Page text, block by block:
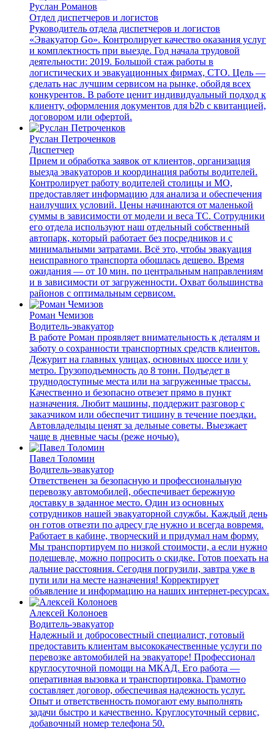
Руслан Романов
Отдел диспетчеров и логистов
Руководитель отдела диспетчеров и логистов
«Эвакуатор Go». Контролирует качество оказания услуг
и комплектность при выезде. Год начала трудовой
деятельности: 2019. Большой стаж работы в
логистических и эвакуационных фирмах, СТО. Цель —
сделать нас лучшим сервисом на рынке, обойдя всех
конкурентов. В работе ценит индивидуальный подход к
клиенту, оформления документов для b2b с квитанцией,
договором или офертой.
Руслан Петроченков
Диспетчер
Прием и обработка заявок от клиентов, организация
выезда эвакуаторов и координация работы водителей.
Контролирует работу водителей столицы и МО,
предоставляет информацию для анализа и обеспечения
наилучших условий. Цены начинаются от маленькой
суммы в зависимости от модели и веса ТС. Сотрудники
его отдела используют наш отдельный собственный
автопарк, который работает без посредников и с
минимальными затратами. Всё это, чтобы эвакуация
неисправного транспорта обошлась дешево. Время
ожидания — от 10 мин. по центральным направлениям
и в зависимости от загруженности. Охват большинства
районов с оптимальным сервисом.
Роман Чемизов
Водитель-эвакуатор
В работе Роман проявляет внимательность к деталям и
заботу о сохранности транспортных средств клиентов.
Дежурит на главных улицах, основных шоссе или у
метро. Грузоподъемность до 8 тонн. Подъедет в
труднодоступные места или на загруженные трассы.
Качественно и безопасно отвезет прямо в пункт
назначения. Любит машины, поддержит разговор с
заказчиком или обеспечит тишину в течение поездки.
Автовладельцы ценят за дельные советы. Выезжает
чаще в дневные часы (реже ночью).
Павел Толомин
Водитель-эвакуатор
Ответственен за безопасную и профессиональную
перевозку автомобилей, обеспечивает бережную
доставку в заданное место. Один из основных
сотрудников нашей эвакуаторной службы. Каждый день
он готов отвезти по адресу где нужно и всегда вовремя.
Работает в кабине, творческий и придумал нам форму.
Мы транспортируем по низкой стоимости, а если нужно
подешевле, можно попросить о скидке. Готов поехать на
дальние расстояния. Сегодня погрузили, завтра уже в
пути или на месте назначения! Корректирует
объявление и информацию на наших интернет-ресурсах.
Алексей Колоноев
Водитель-эвакуатор
Надежный и добросовестный специалист, готовый
предоставить клиентам высококачественные услуги по
перевозке автомобилей на эвакуаторе! Профессионал
круглосуточной помощи на МКАД. Его работа —
оперативная вызовка и транспортировка. Грамотно
составляет договор, обеспечивая надежность услуг.
Опыт и ответственность помогают ему выполнять
задачи быстро и качественно. Круглосуточный сервис,
добавочный номер телефона 50.